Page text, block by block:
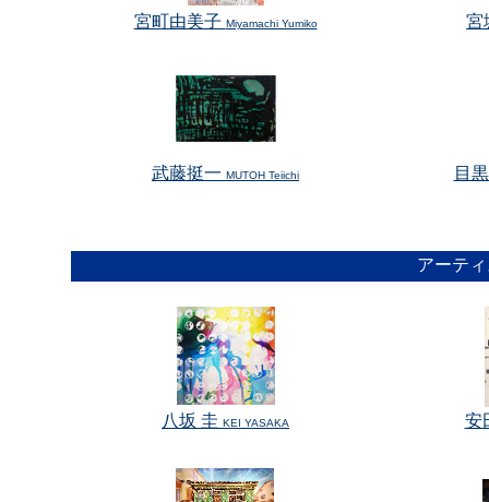
宮町由美子 Miyamachi Yumiko 宮
武藤挺一 MUTOH Teiichi 目
アーテ
八坂 圭 KEI YASAKA 安